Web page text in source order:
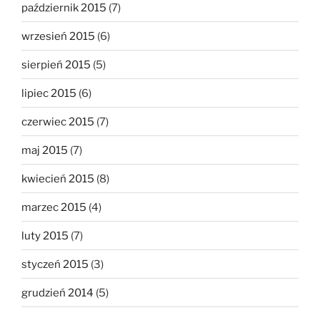
październik 2015 (7)
wrzesień 2015 (6)
sierpień 2015 (5)
lipiec 2015 (6)
czerwiec 2015 (7)
maj 2015 (7)
kwiecień 2015 (8)
marzec 2015 (4)
luty 2015 (7)
styczeń 2015 (3)
grudzień 2014 (5)